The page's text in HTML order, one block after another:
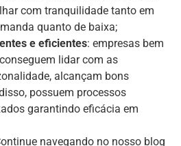
com tranquilidade tanto em
quanto de baixa;
e eficientes: empresas bem
lidar com as
alcançam bons
possuem processos
garantindo eficácia em
navegando no nosso blog